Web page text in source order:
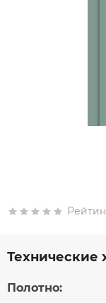
Технические
Полотно: